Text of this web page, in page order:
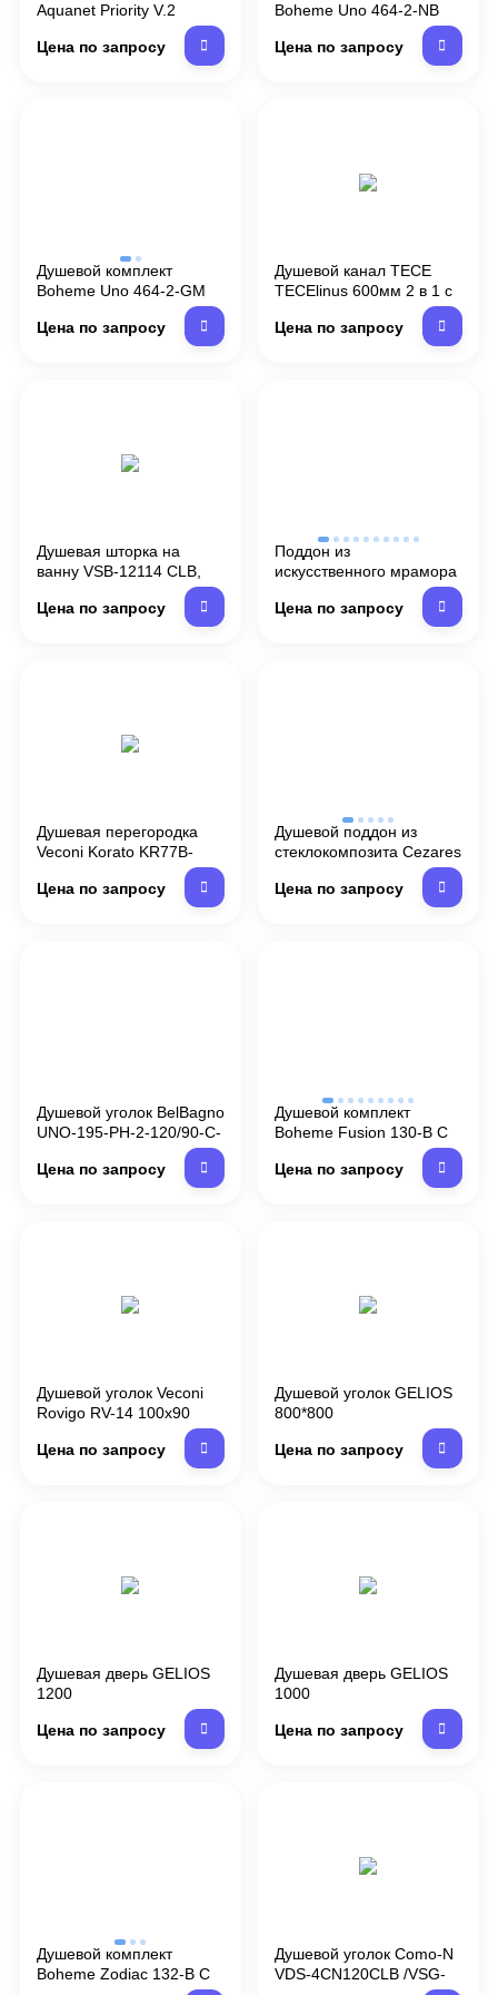
Aquanet Priority V.2
черный матовый
Цена по запросу
Boheme Uno 464-2-NB
nikel brush цвет сталь, 1
режим
Цена по запросу
Душевой комплект
Boheme Uno 464-2-GM
gun metall цвет сталь, 1
режим
Цена по запросу
Душевой канал TECE
TECElinus 600мм 2 в 1 с
основой для плитки "tile"
и панелью "steel"
Цена по запросу
Душевая шторка на
ванну VSB-12114 CLB,
стекло прозрачное
Цена по запросу
Поддон из
искусственного мрамора
Belbagno TRAY-MR-UNO-
A-90-35-NERO-CR
Цена по запросу
Душевая перегородка
Veconi Korato KR77B-
профиль матовый
Цена по запросу
Душевой поддон из
стеклокомпозита Cezares
Tray SMC 90x90 TRAY-
SMC-A-90-550-150-W
Цена по запросу
Душевой уголок BelBagno
UNO-195-PН-2-120/90-C-
Цена по запросу
Душевой комплект
Boheme Fusion 130-B С
ВНУТРЕННЕЙ ЧАСТЬЮ,
чёрный, цвет черный
Цена по запросу
Душевой уголок Veconi
Rovigo RV-14 100x90
Цена по запросу
Душевой уголок GELIOS
800*800
Цена по запросу
Душевая дверь GELIOS
1200
Цена по запросу
Душевая дверь GELIOS
1000
Цена по запросу
Душевой комплект
Boheme Zodiac 132-B С
Душевой уголок Como-N
VDS-4CN120CLB /VSG-